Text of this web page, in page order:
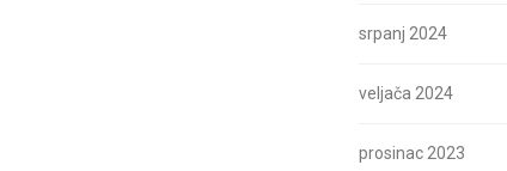
srpanj 2024
veljača 2024
prosinac 2023